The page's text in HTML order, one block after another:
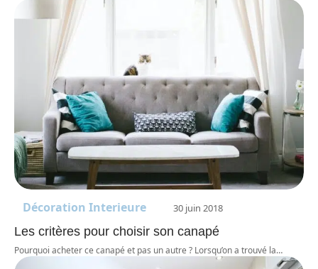
Décoration Interieure 30 juin 2018
Les critères pour choisir son canapé
Pourquoi acheter ce canapé et pas un autre ? Lorsqu’on a trouvé la…